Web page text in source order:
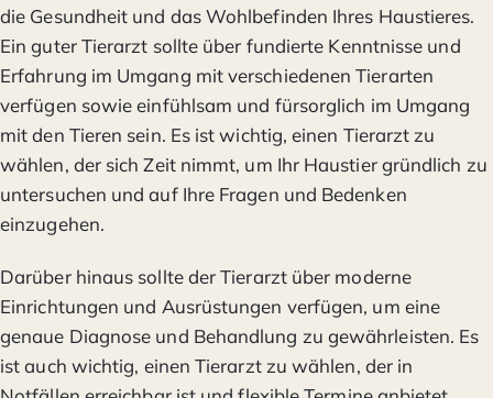
die Gesundheit und das Wohlbefinden Ihres Haustieres.
Ein guter Tierarzt sollte über fundierte Kenntnisse und
Erfahrung im Umgang mit verschiedenen Tierarten
verfügen sowie einfühlsam und fürsorglich im Umgang
mit den Tieren sein. Es ist wichtig, einen Tierarzt zu
wählen, der sich Zeit nimmt, um Ihr Haustier gründlich zu
untersuchen und auf Ihre Fragen und Bedenken
einzugehen.
Darüber hinaus sollte der Tierarzt über moderne
Einrichtungen und Ausrüstungen verfügen, um eine
genaue Diagnose und Behandlung zu gewährleisten. Es
ist auch wichtig, einen Tierarzt zu wählen, der in